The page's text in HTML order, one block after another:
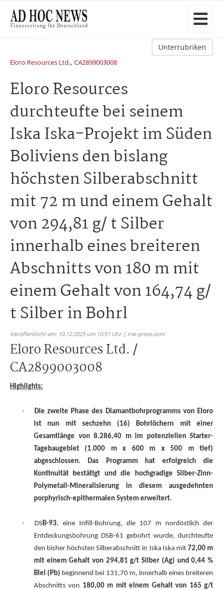
Unterrubriken
Eloro Resources Ltd., CA2899003008
Eloro Resources
durchteufte bei seinem
Iska Iska-Projekt im Süden
Boliviens den bislang
höchsten Silberabschnitt
mit 72 m und einem Gehalt
von 294,81 g/ t Silber
innerhalb eines breiteren
Abschnitts von 180 m mit
einem Gehalt von 164,74 g/
t Silber in Bohrl
Veröffentlicht am: 10.12.2025 um 10:51 Uhr | irw-press.com
Eloro Resources Ltd. /
CA2899003008
Highlights:
-
Die zweite Phase des Diamantbohrprogramms von Eloro
ist nun mit sechzehn (16) Bohrlöchern mit einer
Gesamtlänge von 8.286,40 m im potenziellen Starter-
Tagebaugebiet (1.000 m x 600 m x 500 m tief)
abgeschlossen. Das Programm hat erfolgreich die
Kontinuität bestätigt und die hochgradige Silber-Zinn-
Polymetall-Mineralisierung in diesem ausgedehnten
porphyrisch-epithermalen System erweitert.
- DSB-93, eine Infill-Bohrung, die 107 m nordöstlich der
Entdeckungsbohrung DSB-61 gebohrt wurde, durchteufte
den bisher höchsten Silberabschnitt in Iska Iska mit72,00 m
mit einem Gehalt von 294,81 g/t Silber (Ag) und 0,44 %
Blei (Pb) beginnend bei 131,70 m, innerhalb eines breiteren
Abschnitts von 180,00 m mit einem Gehalt von 165 g/t